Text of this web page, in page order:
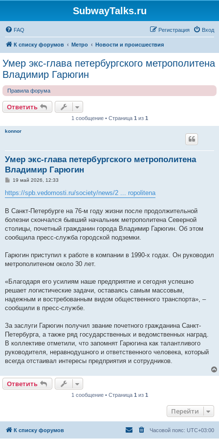
SubwayTalks.ru
FAQ Вход
Регистрация
К списку форумов Метро Новости и происшествия
Умер экс-глава петербургского метрополитена
Владимир Гарюгин
Правила форума
Ответить
1 сообщение • Страница 1 из 1
konnor
Умер экс-глава петербургского метрополитена
Владимир Гарюгин
С
о
б
е
н
и
е
19 май 2026, 12:33
https://spb.vedomosti.ru/society/news/2 ... ropolitena
В Санкт-Петербурге на 76-м году жизни после продолжительной
болезни скончался бывший начальник метрополитена Северной
столицы, почетный гражданин города Владимир Гарюгин. Об этом
сообщила пресс-служба городской подземки.
Гарюгин приступил к работе в компании в 1990-х годах. Он руководил
метрополитеном около 30 лет.
«Благодаря его усилиям наше предприятие и сегодня успешно
решает логистические задачи, оставаясь самым массовым,
надежным и востребованным видом общественного транспорта», –
сообщили в пресс-службе.
За заслуги Гарюгин получил звание почетного гражданина Санкт-
Петербурга, а также ряд государственных и ведомственных наград.
В коллективе отметили, что запомнят Гарюгина как талантливого
руководителя, неравнодушного и ответственного человека, который
всегда отстаивал интересы предприятия и сотрудников.
Ответить
1 сообщение • Страница 1 из 1
Перейти
К списку форумов Часовой пояс: UTC+03:00